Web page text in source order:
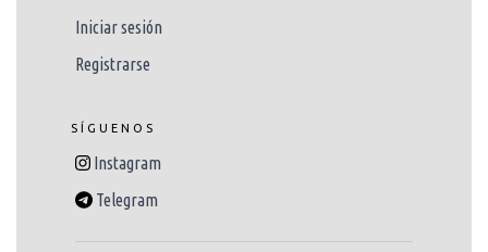
Iniciar sesión
Registrarse
SÍGUENOS
Instagram
Telegram